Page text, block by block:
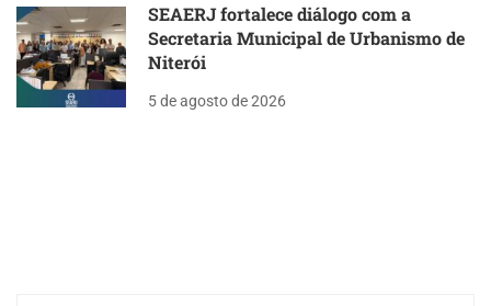
SEAERJ fortalece diálogo com a
Secretaria Municipal de Urbanismo de
Niterói
5 de agosto de 2026